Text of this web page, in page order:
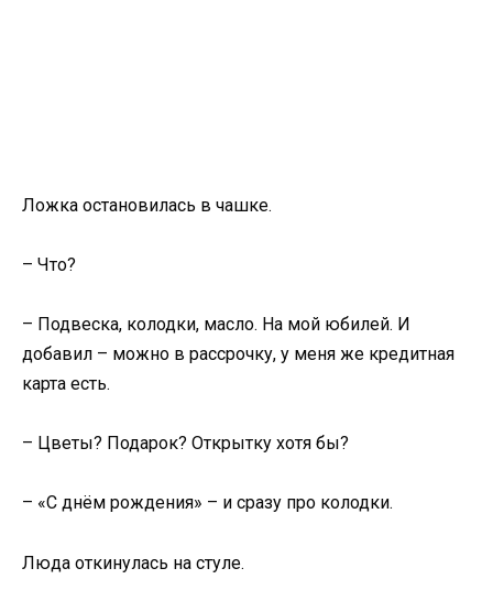
Ложка остановилась в чашке.
– Что?
– Подвеска, колодки, масло. На мой юбилей. И
добавил – можно в рассрочку, у меня же кредитная
карта есть.
– Цветы? Подарок? Открытку хотя бы?
– «С днём рождения» – и сразу про колодки.
Люда откинулась на стуле.